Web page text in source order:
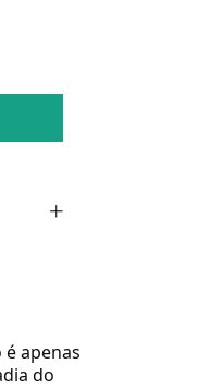
é apenas
do